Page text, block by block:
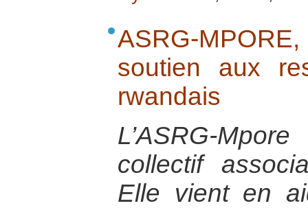
ASRG-
soutien aux
rwandais
L’ASRG-
collectif
Elle vient en